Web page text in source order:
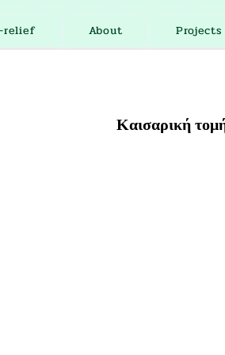
relief About Projects
Καισαρική